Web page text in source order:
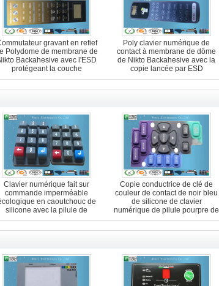
gravant en refief
Polydome de membrane de
Backahesive avec l'ESD
protégeant la couche
Poly clavier numérique de
contact à membrane de dôme
de Nikto Backahesive avec la
copie lancée par ESD
Clavier numérique fait sur
commande imperméable
en caoutchouc de
silicone avec la pilule de
carbone
Copie conductrice de clé de
couleur de contact de noir bleu
de silicone de clavier
numérique de pilule pourpre de
carbone